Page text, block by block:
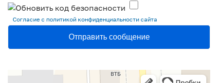
Согласие с политикой конфиденциальности сайта
Анжеро-Судженский городской краеведческий музей